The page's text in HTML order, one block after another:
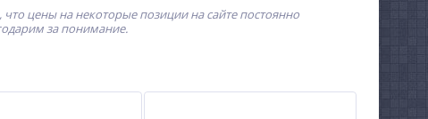
цены на некоторые позиции на сайте постоянно
за понимание.